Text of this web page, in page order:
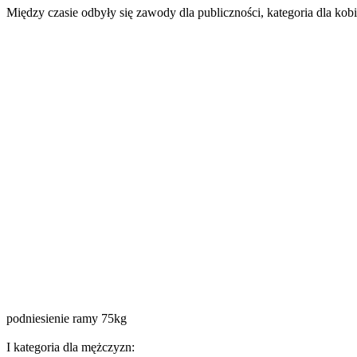
Między czasie odbyły się zawody dla publiczności, kategoria dla
podniesienie ramy 75kg
I kategoria dla mężczyzn: